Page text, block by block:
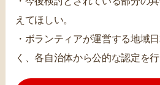
えてほしい。
・ボランティアが運営する地域
く、各自治体から公的な認定を